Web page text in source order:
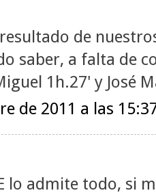
de
saber, a falta de
1h.27' y José
de 2011 a las
lo admite todo, si